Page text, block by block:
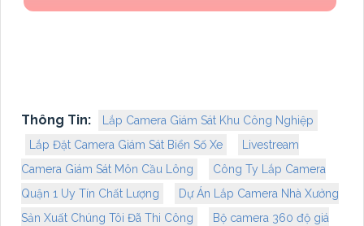
Thông Tin:
Lắp Camera Giám Sát Khu Công Nghiệp
Lắp Đặt Camera Giám Sát Biển Số Xe
Livestream
Camera Giám Sát Môn Cầu Lông
Công Ty Lắp Camera
Quận 1 Uy Tín Chất Lượng
Dự Án Lắp Camera Nhà Xưởng
Sản Xuất Chúng Tôi Đã Thi Công
Bộ camera 360 độ giá